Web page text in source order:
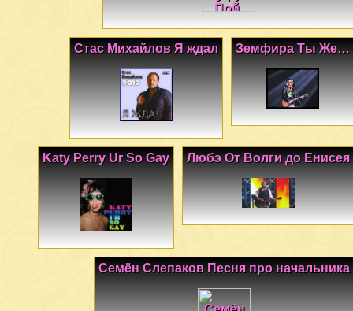
Земфира Ты Же…
Стас Михайлов Я ждал
Любэ От Волги до Енисея
Katy Perry Ur So Gay
Семён Слепаков Песня про начальника